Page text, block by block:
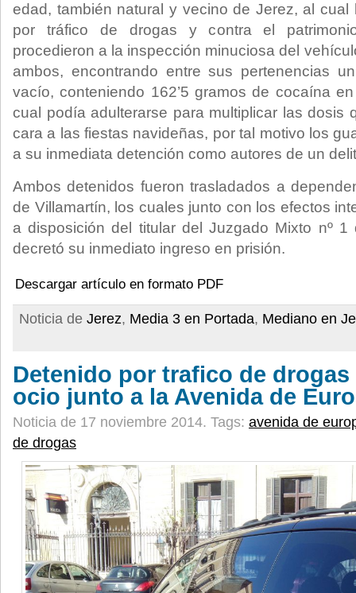
edad, también natural y vecino de Jerez, al cual
por tráfico de drogas y contra el
procedieron a la inspección minuciosa del
ambos, encontrando entre sus pertenencias
vacío, conteniendo 162’5 gramos de cocaína
cual podía adulterarse para multiplicar las dosis
cara a las fiestas navideñas, por tal motivo los
a su inmediata detención como autores de un
Ambos detenidos fueron trasladados a
de Villamartín, los cuales junto con los efectos
a disposición del titular del Juzgado Mixto nº
decretó su inmediato ingreso en prisión.
Descargar artículo en formato PDF
Noticia de Jerez, Media 3 en Portada, Mediano en
Detenido por trafico de drogas
ocio junto a la Avenida de
Noticia de 17 noviembre 2014. Tags: avenida de
de drogas